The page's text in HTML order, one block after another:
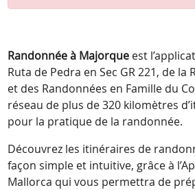
Randonnée à Majorque est
Ruta de Pedra en Sec GR 221, de la
et des Randonnées en Famille du
réseau de plus de 320 kilomètres
pour la pratique de la randonnée.
Découvrez les itinéraires de
façon simple et intuitive, grâce à
Mallorca qui vous permettra de